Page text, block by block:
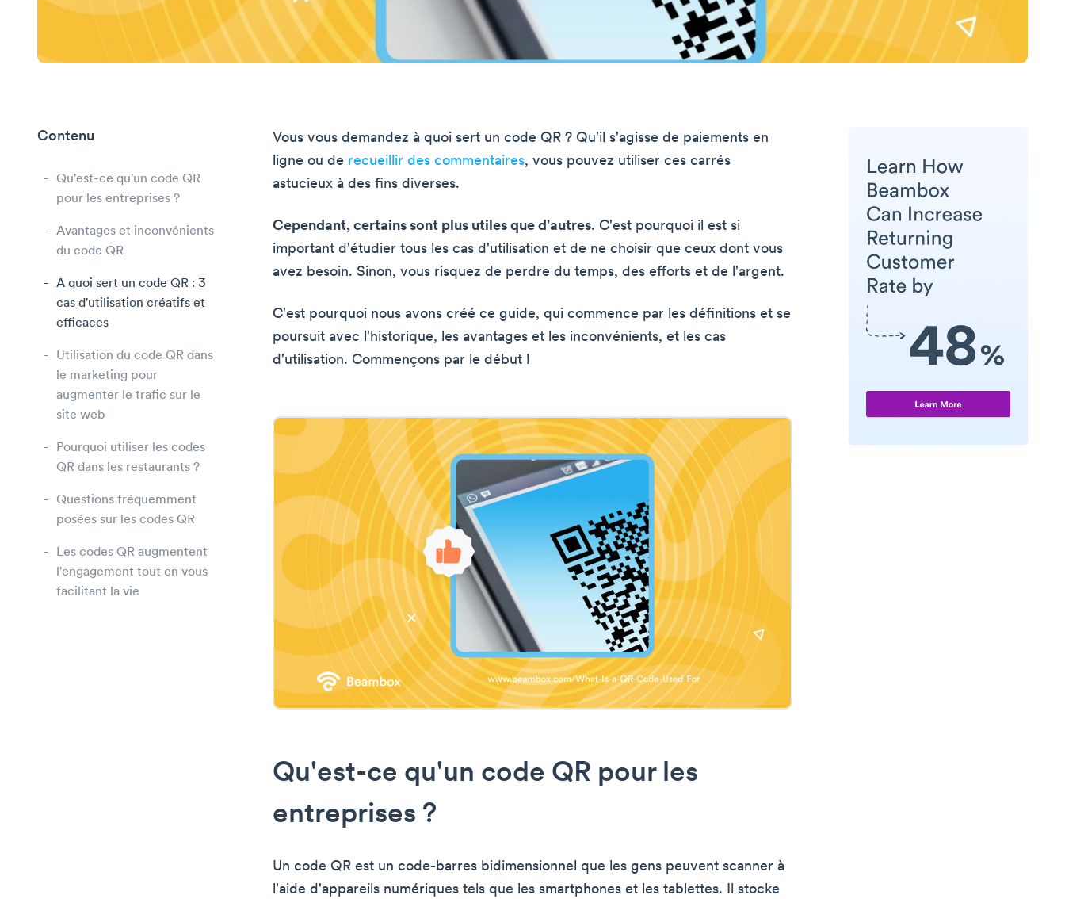
Contenu
Qu'est-ce qu'un code QR
pour les entreprises ?
Avantages et inconvénients
du code QR
A quoi sert un code QR : 3
cas d'utilisation créatifs et
efficaces
Utilisation du code QR dans
le marketing pour
augmenter le trafic sur le
site web
Pourquoi utiliser les codes
QR dans les restaurants ?
Questions fréquemment
posées sur les codes QR
Les codes QR augmentent
l'engagement tout en vous
facilitant la vie
Vous vous demandez à quoi sert un code QR ? Qu'il s'agisse de paiements en
ligne ou de recueillir des commentaires, vous pouvez utiliser ces carrés
astucieux à des fins diverses.
Cependant, certains sont plus utiles que d'autres. C'est pourquoi il est si
important d'étudier tous les cas d'utilisation et de ne choisir que ceux dont vous
avez besoin. Sinon, vous risquez de perdre du temps, des efforts et de l'argent.
C'est pourquoi nous avons créé ce guide, qui commence par les définitions et se
poursuit avec l'historique, les avantages et les inconvénients, et les cas
d'utilisation. Commençons par le début !
Qu'est-ce qu'un code QR pour les
entreprises ?
Un code QR est un code-barres bidimensionnel que les gens peuvent scanner à
l'aide d'appareils numériques tels que les smartphones et les tablettes. Il stocke